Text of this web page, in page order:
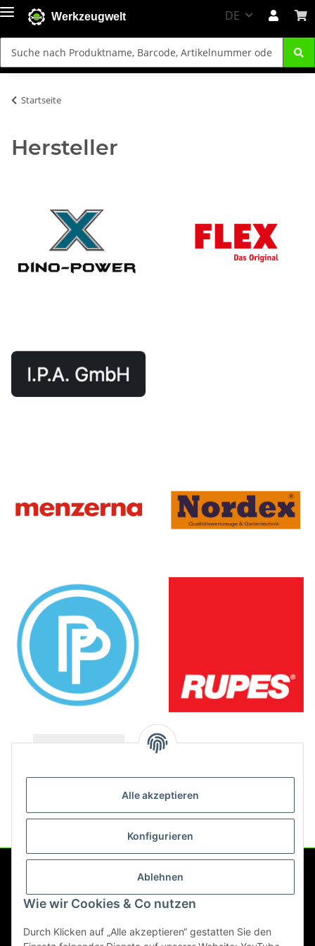
Alle akzeptieren
Konfigurieren
Ablehnen
Wie wir Cookies & Co nutzen
Durch Klicken auf „Alle akzeptieren“ gestatten Sie den
Werkzeugwelt DE
Startseite
Hersteller
Gesetzliche Informationen